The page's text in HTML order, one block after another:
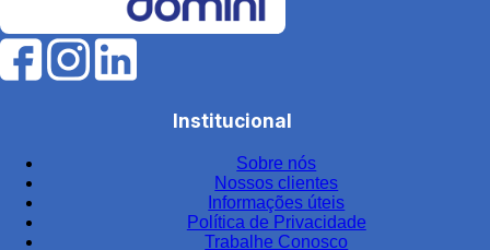
Filtro de água para indústria
Filtro de água industrial
Filtro de carvão ativado para água
Filtro de carvão ativado industrial
Filtro de carvão ativado para tratamento de água
Institucional
Sobre nós
Nossos clientes
Informações úteis
Política de Privacidade
Trabalhe Conosco